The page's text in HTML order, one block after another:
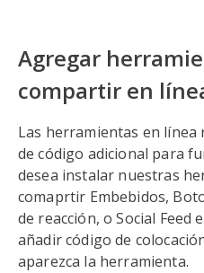
Agregar
compartir en
Las herramientas en
de código adicional para
desea instalar nuestras
comaprtir Embebidos,
de reacción, o Social Feed
añadir código de
aparezca la herramienta.